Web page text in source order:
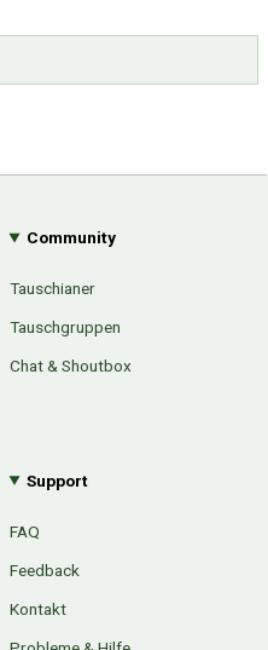
Twitter
Community
Tauschianer
Tauschgruppen
Chat & Shoutbox
Support
FAQ
Feedback
Kontakt